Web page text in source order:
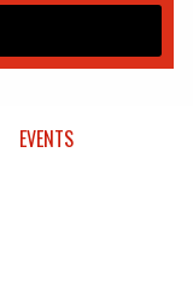
EVENTS